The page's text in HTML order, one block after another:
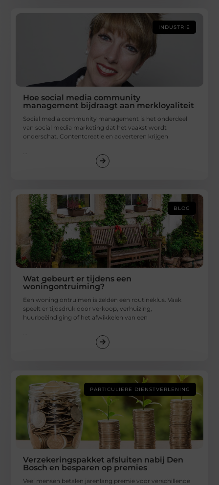
INDUSTRIE
Hoe social media community
management bijdraagt aan merkloyaliteit
Social media community management is het onderdeel
van social media marketing dat het vaakst wordt
onderschat. Contentcreatie en adverteren krijgen
BLOG
Wat gebeurt er tijdens een
woningontruiming?
Een woning ontruimen is zelden een routineklus. Vaak
speelt er tijdsdruk door verkoop, verhuizing,
huurbeëindiging of het afwikkelen van een
PARTICULIERE DIENSTVERLENING
Verzekeringspakket afsluiten nabij Den
Bosch en besparen op premies
Veel mensen betalen jarenlang premie voor verschillende